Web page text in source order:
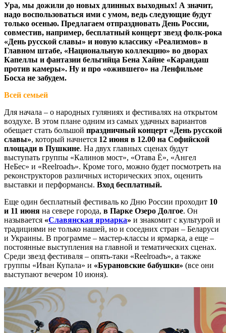
Ура, мы дожили до новых длинных выходных! А значит,
надо воспользоваться ими с умом, ведь следующие будут
только осенью. Предлагаем отпраздновать День России,
совместив, например, бесплатный концерт звезд фолк-рока
«День русской славы» и новую классику «Реализмов» в
Главном штабе, «Национальную коллекцию» во дворах
Капеллы и фантазии бельгийца Бена Хайне «Карандаш
против камеры». Ну и про «ожившего» на Ленфильме
Босха не забудем.
Всей семьей
Для начала – о народных гуляниях и фестивалях на открытом
воздухе. В этом плане одним из самых удачных вариантов
обещает стать большой праздничный концерт «День русской
славы», который начнется 12 июня в 12.00 на Софийской
площади в Пушкине. На двух главных сценах будут
выступать группы «Калинов мост», «Отава Ё», «Ангел
НеБес» и «Reelroadъ». Кроме того, можно будет посмотреть на
реконструкторов различных исторических эпох, оценить
выставки и перформансы. Вход бесплатный.
Еще один бесплатный фестиваль ко Дню России проходит 10
и 11 июня на севере города, в Парке Озеро Долгое. Он
называется «Славянская ярмарка» и знакомит с культурой и
традициями не только нашей, но и соседних стран – Беларуси
и Украины. В программе – мастер-классы и ярмарка, а еще –
постоянные выступления на главной и тематических сценах.
Среди звезд фестиваля – опять-таки «Reelroadъ», а также
группы «Иван Купала» и «Бурановские бабушки» (все они
выступают вечером 10 июня).